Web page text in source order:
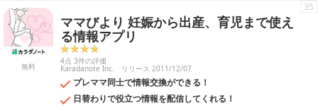
無料
ママびより 妊娠から出産、育児まで使え
る情報アプリ
4点 3件の評価
Karadanote Inc. リリース 2011/12/07
プレママ同士で情報交換ができる！
日替わりで役立つ情報を配信してくれる！
35